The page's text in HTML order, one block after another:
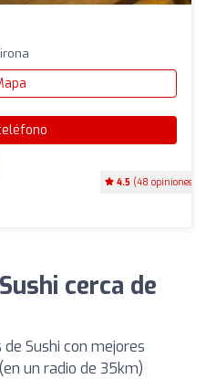
4.5 (48 opiniones)
cerca de
Sushi con mejores
un radio de 35km)